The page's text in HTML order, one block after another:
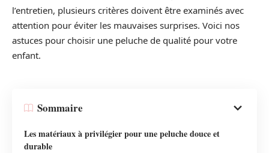
l’entretien, plusieurs critères doivent être examinés avec
attention pour éviter les mauvaises surprises. Voici nos
astuces pour choisir une peluche de qualité pour votre
enfant.
Sommaire
Les matériaux à privilégier pour une peluche douce et
durable